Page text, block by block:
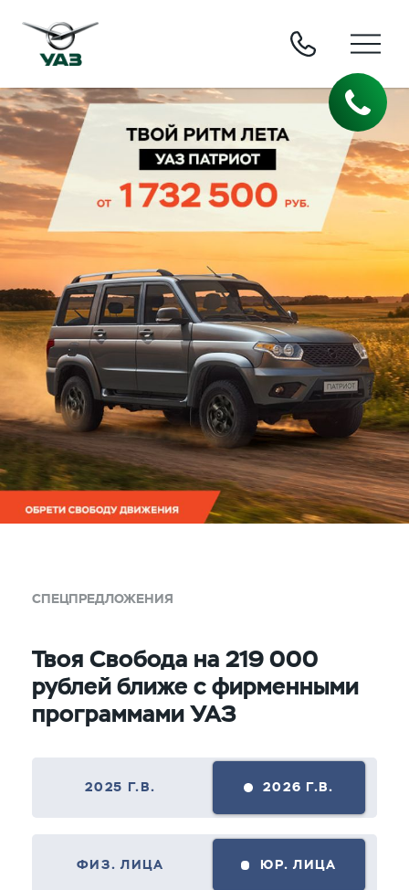
СПЕЦПРЕДЛОЖЕНИЯ
Твоя Свобода на 219 000
рублей ближе с фирменными
программами УАЗ
2025 Г.В. 2026 Г.В.
ФИЗ. ЛИЦА ЮР. ЛИЦА